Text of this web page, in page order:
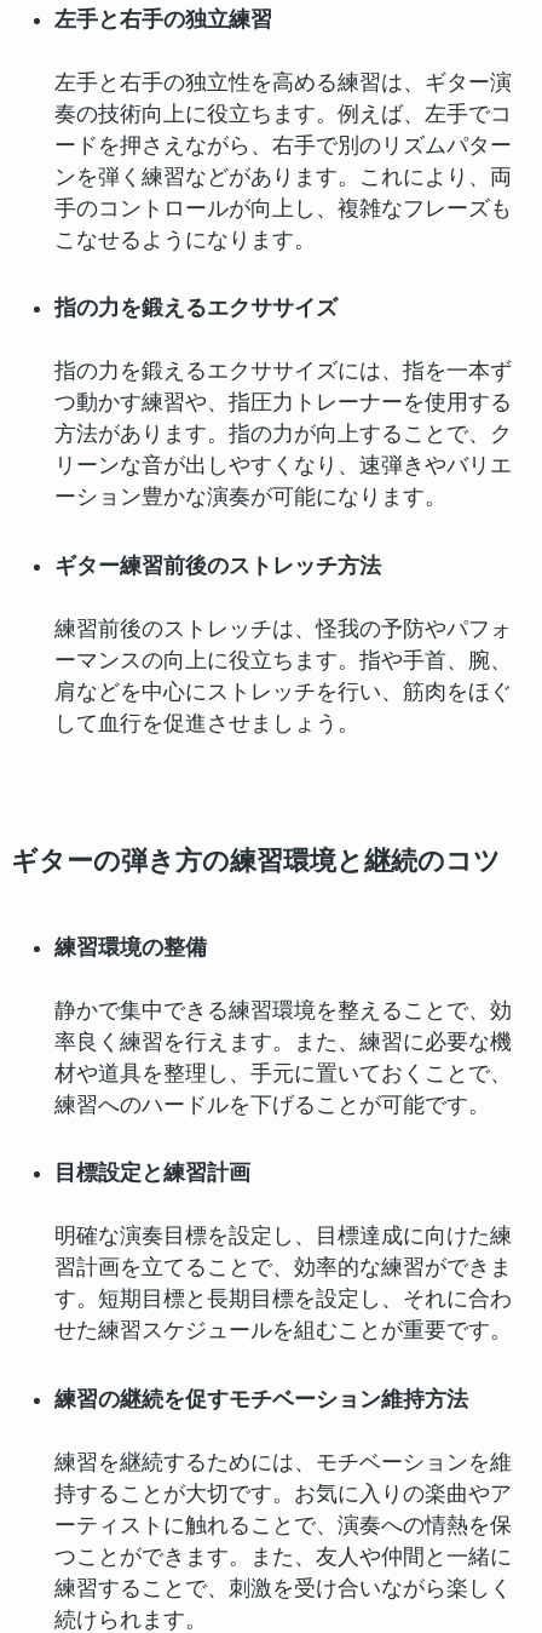
左手と右手の独立練習
左手と右手の独立性を高める練習は、ギター演
奏の技術向上に役立ちます。例えば、左手でコ
ードを押さえながら、右手で別のリズムパター
ンを弾く練習などがあります。これにより、両
手のコントロールが向上し、複雑なフレーズも
こなせるようになります。
指の力を鍛えるエクササイズ
指の力を鍛えるエクササイズには、指を一本ず
つ動かす練習や、指圧力トレーナーを使用する
方法があります。指の力が向上することで、ク
リーンな音が出しやすくなり、速弾きやバリエ
ーション豊かな演奏が可能になります。
ギター練習前後のストレッチ方法
練習前後のストレッチは、怪我の予防やパフォ
ーマンスの向上に役立ちます。指や手首、腕、
肩などを中心にストレッチを行い、筋肉をほぐ
して血行を促進させましょう。
ギターの弾き方の練習環境と継続のコツ
練習環境の整備
静かで集中できる練習環境を整えることで、効
率良く練習を行えます。また、練習に必要な機
材や道具を整理し、手元に置いておくことで、
練習へのハードルを下げることが可能です。
目標設定と練習計画
明確な演奏目標を設定し、目標達成に向けた練
習計画を立てることで、効率的な練習ができま
す。短期目標と長期目標を設定し、それに合わ
せた練習スケジュールを組むことが重要です。
練習の継続を促すモチベーション維持方法
練習を継続するためには、モチベーションを維
持することが大切です。お気に入りの楽曲やア
ーティストに触れることで、演奏への情熱を保
つことができます。また、友人や仲間と一緒に
練習することで、刺激を受け合いながら楽しく
続けられます。